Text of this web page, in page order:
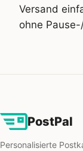
Versand
ohne
PostPal
Personalisierte